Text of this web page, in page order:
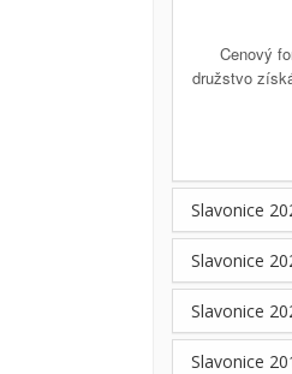
Cenový
družstvo
Slavonice
Slavonice
Slavonice
Slavonice